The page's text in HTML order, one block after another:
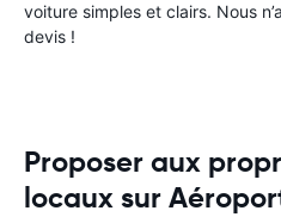
voiture simples et clairs. Nous
devis !
Proposer aux
locaux sur